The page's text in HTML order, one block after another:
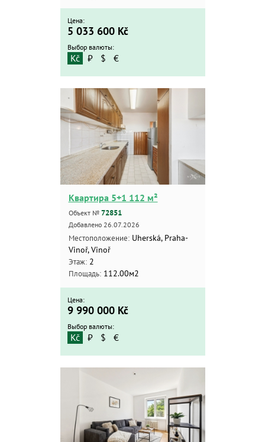
Цена:
5 033 600 Kč
Выбор валюты:
Kč ₽ $ €
Квартира 5+1 112 м²
Объект № 72851
Добавлено 26.07.2026
Местоположение:Uherská, Praha-
Vinoř, Vinoř
Этаж:2
Площадь:112.00м2
Цена:
9 990 000 Kč
Выбор валюты:
Kč ₽ $ €